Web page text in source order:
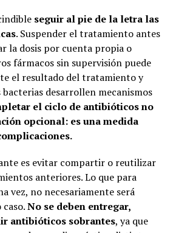
seguir al pie de la letra las
. Suspender el tratamiento antes
la dosis por cuenta propia o
fármacos sin supervisión puede
el resultado del tratamiento y
desarrollen mecanismos
el ciclo de antibióticos no
opcional: es una medida
es evitar compartir o reutilizar
anteriores. Lo que para
vez, no necesariamente será
No se deben entregar,
antibióticos sobrantes, ya que